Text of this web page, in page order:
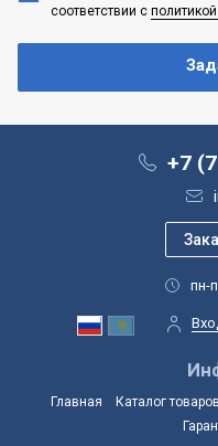
соответствии с
+7
пн-
Главная Каталог товаров